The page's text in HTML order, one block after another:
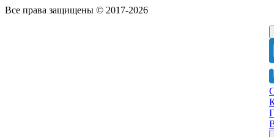
Все права защищены © 2017-2026